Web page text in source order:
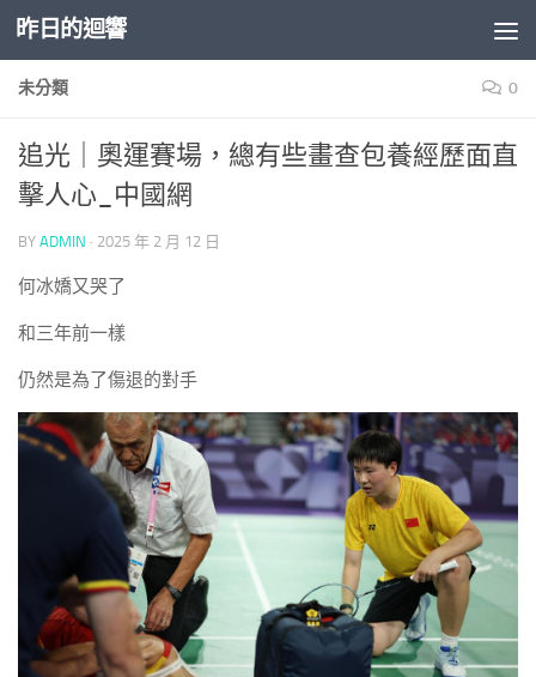
Skip to content
昨日的迴響
未分類 0
追光｜奧運賽場，總有些畫查包養經歷面直
擊人心_中國網
BY ADMIN · 2025 年 2 月 12 日
何冰嬌又哭了
和三年前一樣
仍然是為了傷退的對手